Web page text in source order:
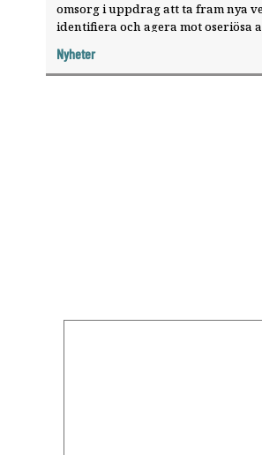
omsorg i uppdrag att ta fram nya
identifiera och agera mot oseriösa
Nyheter